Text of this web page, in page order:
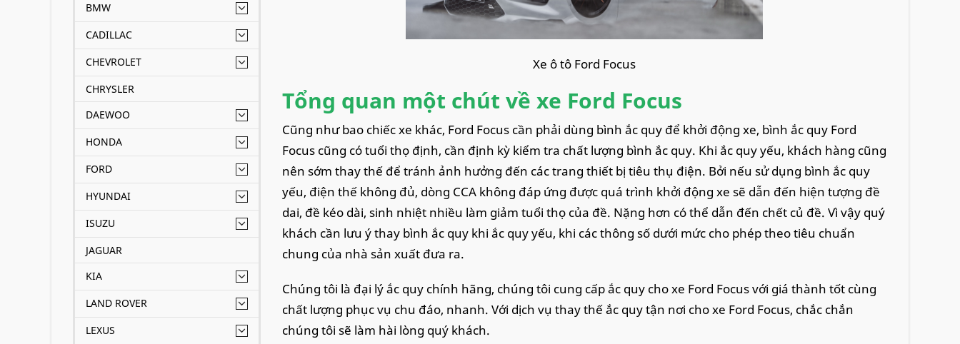
BMW
CADILLAC
CHEVROLET
CHRYSLER
DAEWOO
HONDA
FORD
HYUNDAI
ISUZU
JAGUAR
KIA
LAND ROVER
LEXUS
Xe ô tô Ford Focus
Tổng quan một chút về xe Ford Focus
Cũng như bao chiếc xe khác, Ford Focus cần phải dùng bình ắc quy để khởi động xe, bình ắc quy Ford
Focus cũng có tuổi thọ định, cần định kỳ kiểm tra chất lượng bình ắc quy. Khi ắc quy yếu, khách hàng cũng
nên sớm thay thế để tránh ảnh hưởng đến các trang thiết bị tiêu thụ điện. Bởi nếu sử dụng bình ắc quy
yếu, điện thế không đủ, dòng CCA không đáp ứng được quá trình khởi động xe sẽ dẫn đến hiện tượng đề
dai, đề kéo dài, sinh nhiệt nhiều làm giảm tuổi thọ của đề. Nặng hơn có thể dẫn đến chết củ đề. Vì vậy quý
khách cần lưu ý thay bình ắc quy khi ắc quy yếu, khi các thông số dưới mức cho phép theo tiêu chuẩn
chung của nhà sản xuất đưa ra.
Chúng tôi là đại lý ắc quy chính hãng, chúng tôi cung cấp ắc quy cho xe Ford Focus với giá thành tốt cùng
chất lượng phục vụ chu đáo, nhanh. Với dịch vụ thay thế ắc quy tận nơi cho xe Ford Focus, chắc chắn
chúng tôi sẽ làm hài lòng quý khách.